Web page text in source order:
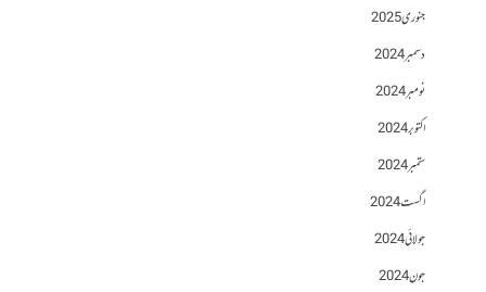
جنوری 2025
دسمبر 2024
نومبر 2024
اکتوبر 2024
ستمبر 2024
اگست 2024
جولائی 2024
جون 2024